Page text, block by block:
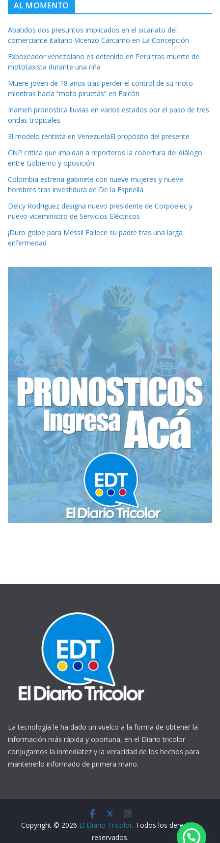
AL MOMENTO
Abatidos dos presuntos implicados en el sicariato del
comerciante italiano Vicenzo Cárcamo en La Concepción
Exboxeador venezolano es detenido en Perú tras muerte de
mototaxista durante una riña
Muere joven de 18 años tras perder el control de su moto
mientras hacía “moto piruetas” en Falcón
Inameh pronostica lluvias en varios estados por el paso de tres
ondas tropicales
El modelo rentista en VenezuelaEl propósito del presente
CNP critica que impidan a reporteros la cobertura del diálogo
entre Gobierno y oposición
Colombia estrena gabinete con nueve mujeres y nueve
hombres tras investidura de De la Espriella
Delcy Rodríguez designa nuevo presidente de Corpoelec y
nuevo viceministro de Servicios Eléctricos
¡Duro golpe para Messi! Fallece su padre tras una larga
enfermedad
La tecnología le ha dado un vuelco a la forma de obtener la
información más rápida y oportuna, en el Diario tricolor
conjugamos la inmediatez y la veracidad de los hechos para
mantenerlo informado de primera mano.
Copyright © 2026 El Diario Tricolor. Todos los derechos
reservados.